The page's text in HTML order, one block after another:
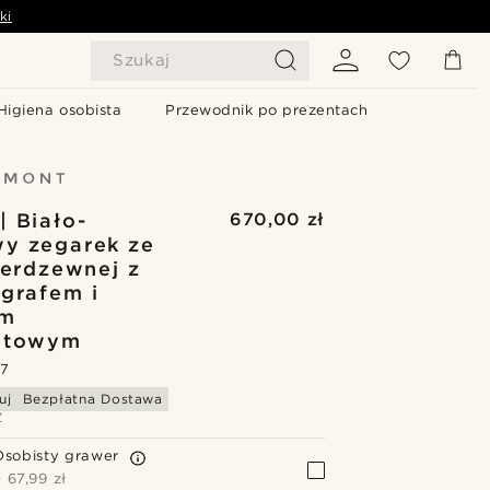
Szukaj
osobista Przewodnik po prezentach
Biało-
zegarek ze
z
i
670,00 zł
Bezpłatna Dostawa
grawer
67,99 zł